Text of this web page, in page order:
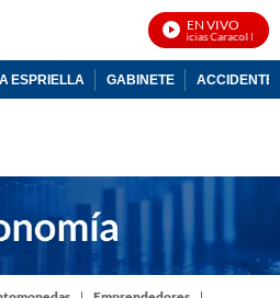
EN VIVO
Noticias Caracol En Vivo
ESPRIELLA GABINETE ACCIDENTE